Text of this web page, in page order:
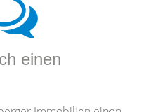
einen